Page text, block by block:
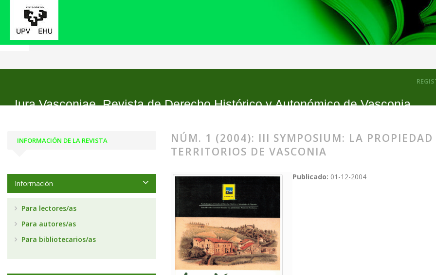
Iura Vasconiae. Revista de Derecho Histórico y Autonómico de Vasconia
Inicio Archivos Núm. 1 (2004): III Symposium: La propiedad pública y privada de los territorios de Vasconia
NÚM. 1 (2004): III SYMPOSIUM: LA PROPIEDAD
TERRITORIOS DE VASCONIA
Publicado: 01-12-2004
INFORMACIÓN DE LA REVISTA
Información
Para lectores/as
Para autores/as
Para bibliotecarios/as